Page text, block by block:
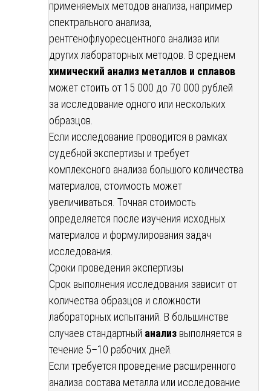
применяемых методов анализа, например
спектрального анализа,
рентгенофлуоресцентного анализа или
других лабораторных методов. В среднем
химический анализ металлов и сплавов
может стоить от 15 000 до 70 000 рублей
за исследование одного или нескольких
образцов.
Если исследование проводится в рамках
судебной экспертизы и требует
комплексного анализа большого количества
материалов, стоимость может
увеличиваться. Точная стоимость
определяется после изучения исходных
материалов и формулирования задач
исследования.
Сроки проведения экспертизы
Срок выполнения исследования зависит от
количества образцов и сложности
лабораторных испытаний. В большинстве
случаев стандартный анализ выполняется в
течение 5–10 рабочих дней.
Если требуется проведение расширенного
анализа состава металла или исследование